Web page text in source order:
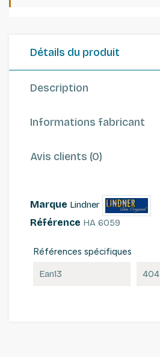
Détails du produit
Description
Informations fabricant
Avis clients (0)
Marque Lindner
Référence HA 6059
Références spécifiques
Ean13